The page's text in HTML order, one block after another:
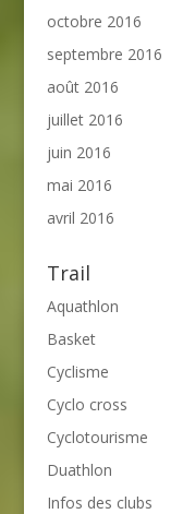
octobre 2016
septembre 2016
août 2016
juillet 2016
juin 2016
mai 2016
avril 2016
Trail
Aquathlon
Basket
Cyclisme
Cyclo cross
Cyclotourisme
Duathlon
Infos des clubs